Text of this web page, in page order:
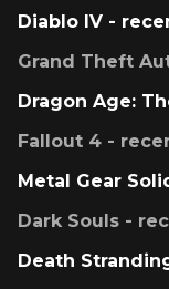
Diablo IV -
Grand Theft
Dragon Age:
Fallout 4 -
Metal Gear
Dark Souls -
Death